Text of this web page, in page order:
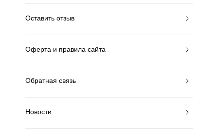
Оставить отзыв
Оферта и правила сайта
Обратная связь
Новости